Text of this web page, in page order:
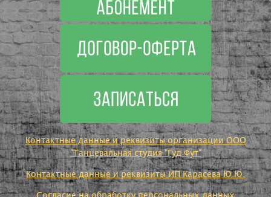
Контактные данные и реквизиты организации ООО
"Танцевальная студия "Гуд Фут"
Контактные данные и реквизиты ИП Карасева Ю.Ю.